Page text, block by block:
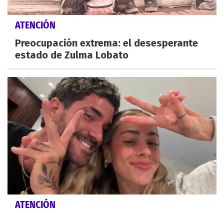
ATENCIÓN
Preocupación extrema: el desesperante
estado de Zulma Lobato
ATENCIÓN